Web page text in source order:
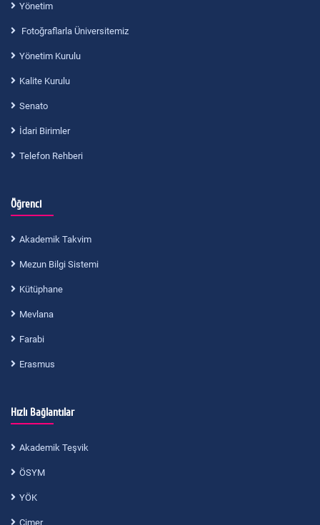
Yönetim
Fotoğraflarla Üniversitemiz
Yönetim Kurulu
Kalite Kurulu
Senato
İdari Birimler
Telefon Rehberi
Öğrenci
Akademik Takvim
Mezun Bilgi Sistemi
Kütüphane
Mevlana
Farabi
Erasmus
Hızlı Bağlantılar
Akademik Teşvik
ÖSYM
YÖK
Cimer